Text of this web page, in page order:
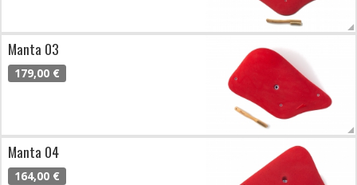
Manta 03
179,00 €
Manta 04
164,00 €